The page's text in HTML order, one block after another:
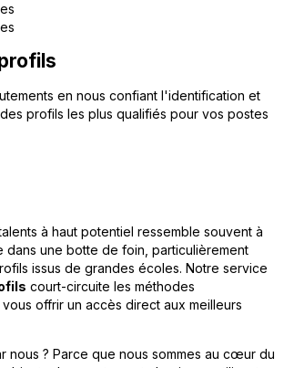
en nous confiant l'identification et
profils les plus qualifiés pour vos postes
à haut potentiel ressemble souvent à
dans une botte de foin, particulièrement
issus de grandes écoles. Notre service
court-circuite les méthodes
offrir un accès direct aux meilleurs
nous ? Parce que nous sommes au cœur du